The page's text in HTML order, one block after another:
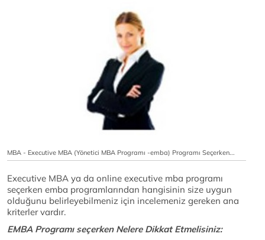
MBA - Executive MBA (Yönetici MBA Programı -emba) Programı Seçerken...
Executive MBA ya da online executive mba programı
seçerken emba programlarından hangisinin size uygun
olduğunu belirleyebilmeniz için incelemeniz gereken ana
kriterler vardır.
EMBA Programı seçerken Nelere Dikkat Etmelisiniz: